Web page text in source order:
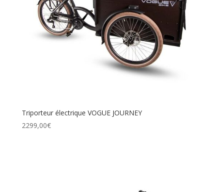
Triporteur électrique VOGUE JOURNEY
2299,00€